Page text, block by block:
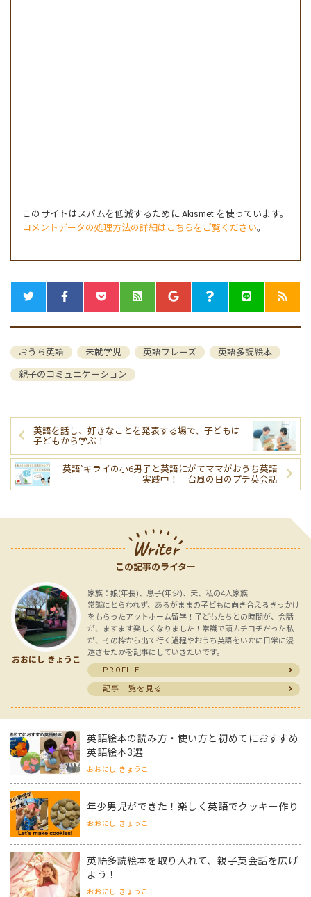
このサイトはスパムを低減するために Akismet を使っています。
コメントデータの処理方法の詳細はこちらをご覧ください。
おうち英語 未就学児 英語フレーズ 英語多読絵本
親子のコミュニケーション
英語を話し、好きなことを発表する場で、子どもは
子どもから学ぶ！
英語`キライの小6男子と英語にがてママがおうち英語
実践中！ 台風の日のプチ英会話
Writer
この記事のライター
おおにし きょうこ
家族：娘(年長)、息子(年少)、夫、私の4人家族
常識にとらわれず、あるがままの子どもに向き合えるきっかけ
をもらったアットホーム留学！子どもたちとの時間が、会話
が、ますます楽しくなりました！常識で頭カチコチだった私
が、その枠から出て行く過程やおうち英語をいかに日常に浸
透させたかを記事にしていきたいです。
PROFILE
記事一覧を見る
英語絵本の読み方・使い方と初めてにおすすめ
英語絵本3選
おおにし きょうこ
年少男児ができた！楽しく英語でクッキー作り
おおにし きょうこ
英語多読絵本を取り入れて、親子英会話を広げ
よう！
おおにし きょうこ